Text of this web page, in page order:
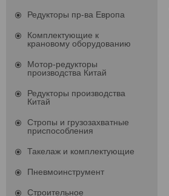
Редукторы пр-ва Европа
Комплектующие к
крановому оборудованию
Мотор-редукторы
производства Китай
Редукторы производства
Китай
Стропы и грузозахватные
приспособления
Такелаж и комплектующие
Пневмоинструмент
Строительное